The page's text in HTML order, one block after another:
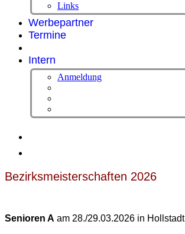
Links
Werbepartner
Termine
Intern
Anmeldung
Bezirksmeisterschaften 2026
Senioren A am 28./29.03.2026 in Hollstadt